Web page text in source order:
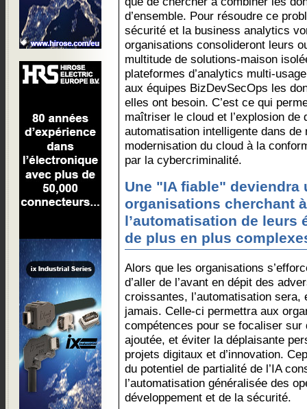
d’ensemble. Pour résoudre ce
sécurité et la business analytics
organisations consolideront leurs
multitude de solutions-maison
plateformes d’analytics multi-
aux équipes BizDevSecOps les
elles ont besoin. C’est ce qui
maîtriser le cloud et l’explosion de
automatisation intelligente dans de
modernisation du cloud à la
par la cybercriminalité.
Une "IA fiable" deviendra
organisations cherchant
l’automatisation de leurs
de plus en plus
Alors que les organisations
d’aller de l’avant en dépit des
croissantes, l’automatisation sera,
jamais. Celle-ci permettra aux
compétences pour se focaliser
ajoutée, et éviter la déplaisante
projets digitaux et d’innovation.
du potentiel de partialité de l’IA
l’automatisation généralisée des
développement et de la sécurité.